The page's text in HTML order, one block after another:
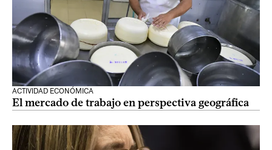
ACTIVIDAD ECONÓMICA
El mercado de trabajo en perspectiva geográfica